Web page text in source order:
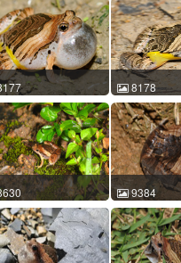
然 2017-07-23
中国广西 ACM
許鎮東
22:06:16 中
id:8175
蛙 Microhyla pulchra
東 2016-08-22
中国香港 ACM
8178
花姬蛙
許鎮東
21:25:22 中
id:8178
蛙 Microhyla pulchra
亮（黑宝） 2016-08-
中国广东 ACM
9384
花姬蛙
卢宸祺 卢宸
02:08:12 中
id:9384